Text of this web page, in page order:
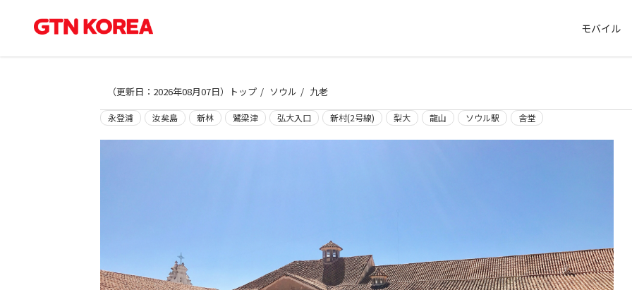
モバイル
（更新日：2026年08月07日） トップ ソウル 九老
永登浦 汝矣島 新林 鷺梁津 弘大入口 新村(2号線) 梨大 龍山 ソウル駅 舎堂